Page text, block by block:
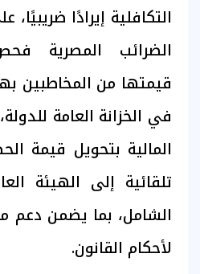
التكافلية إيرادًا
الضرائب المصرية
قيمتها من المخاطبين
في الخزانة العامة
المالية بتحويل قيمة
تلقائية إلى الهيئة
الشامل، بما يضمن دعم
لأحكام القانون.